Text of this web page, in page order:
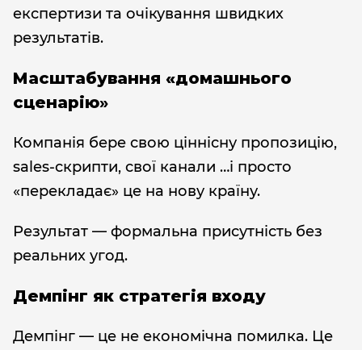
експертизи та очікування швидких
результатів.
Масштабування «домашнього
сценарію»
Компанія бере свою ціннісну пропозицію,
sales-скрипти, свої канали …і просто
«перекладає» це на нову країну.
Результат — формальна присутність без
реальних угод.
Демпінг як стратегія входу
Демпінг — це не економічна помилка. Це